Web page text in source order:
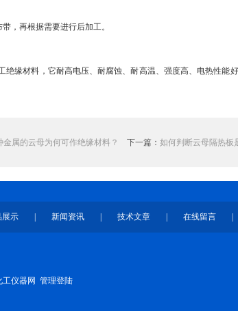
再根据需要进行后加工。
缘材料，它耐高电压、耐腐蚀、耐高温、强度高、电热性能
属的云母为何可作绝缘材料？ 下一篇： 如何判断云母隔热板
展示 新闻资讯 技术文章 在线留言
工仪器网 管理登陆